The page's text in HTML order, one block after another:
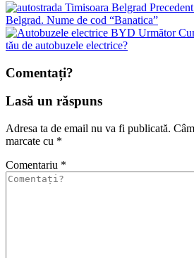
Precedent
Belgrad. Nume de cod “Banatica”
Următor
tău de autobuzele electrice?
Comentați?
Lasă un răspuns
Adresa ta de email nu va fi publicată.
marcate cu *
Comentariu *